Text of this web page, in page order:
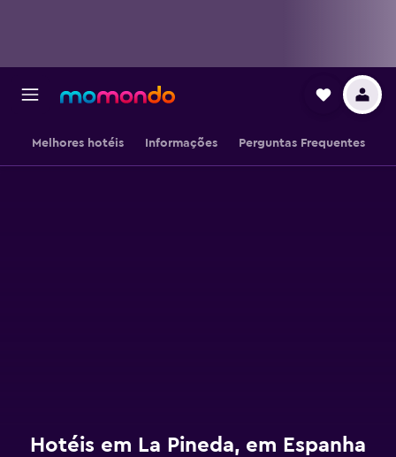
Melhores hotéis Informações Perguntas Frequentes
Hotéis em La Pineda, em Espanha